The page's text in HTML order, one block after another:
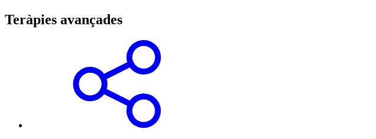
Teràpies avançades